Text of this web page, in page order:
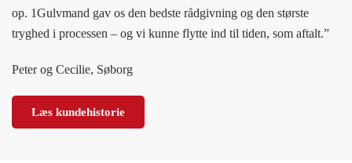
op. 1Gulvmand gav os den bedste rådgivning og den største
tryghed i processen – og vi kunne flytte ind til tiden, som aftalt.”
Peter og Cecilie, Søborg
Læs kundehistorie